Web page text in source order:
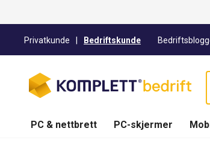
Privatkunde Bedriftskunde
PC & nettbrett PC-skjermer